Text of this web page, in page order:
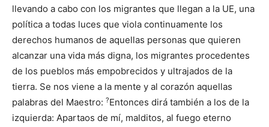
llevando a cabo con los migrantes que llegan a la UE, una
política a todas luces que viola continuamente los
derechos humanos de aquellas personas que quieren
alcanzar una vida más digna, los migrantes procedentes
de los pueblos más empobrecidos y ultrajados de la
tierra. Se nos viene a la mente y al corazón aquellas
palabras del Maestro: ?Entonces dirá también a los de la
izquierda: Apartaos de mí, malditos, al fuego eterno